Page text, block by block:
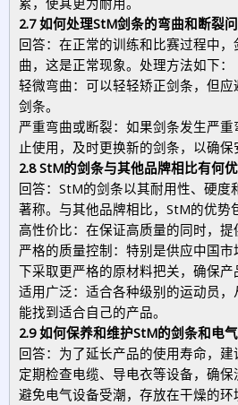
2.7 如何处理StM剑条的弯曲和断裂问
回答：在正常的训练和比赛过程中
曲，这是正常现象。处理方法如下：
轻微弯曲：可以轻轻矫正剑条，但
剑条。
严重弯曲或断裂：如果剑条发生严
止使用，及时更换新的剑条，以确保
2.8 StM的剑条与其他品牌相比有何优
回答：StM的剑条以其耐用性、硬度
著称。与其他品牌相比，StM的优势
高性价比：在保证高质量的同时，提
严格的质量控制：特别是供应中国
下采取更严格的原材料把关，确保产
适用广泛：适合各种级别的运动员
能找到适合自己的产品。
2.9 如何保养和维护StM的剑条和电气
回答：为了延长产品的使用寿命，建
定期检查电缆、导电衣等设备，确保
避免电气设备受潮，存放在干燥的环